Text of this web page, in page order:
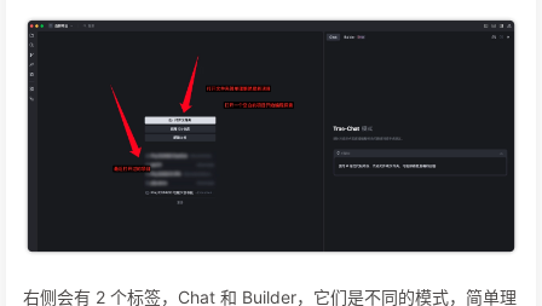
右侧会有 2 个标签，Chat 和 Builder，它们是不同的模式，简单理